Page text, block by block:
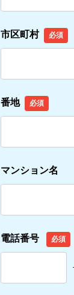
市区町村 必須
番地 必須
マンション名
電話番号 必須